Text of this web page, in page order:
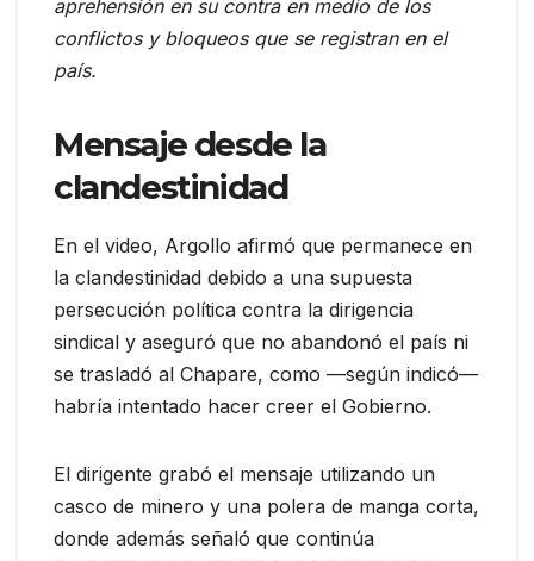
aprehensión en su contra en medio de los
conflictos y bloqueos que se registran en el
país.
Mensaje desde la
clandestinidad
En el video, Argollo afirmó que permanece en
la clandestinidad debido a una supuesta
persecución política contra la dirigencia
sindical y aseguró que no abandonó el país ni
se trasladó al Chapare, como —según indicó—
habría intentado hacer creer el Gobierno.
El dirigente grabó el mensaje utilizando un
casco de minero y una polera de manga corta,
donde además señaló que continúa